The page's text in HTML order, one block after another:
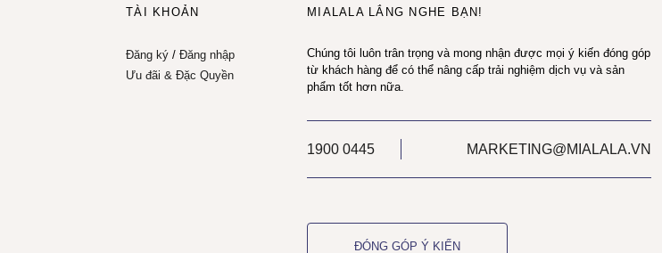
TÀI KHOẢN
Đăng ký/ Đăng nhập
Ưu đãi & Đặc Quyền
MIALALA LẮNG NGHE BẠN!
Chúng tôi luôn trân trọng và mong nhận được mọi ý kiến đóng góp
từ khách hàng để có thể nâng cấp trải nghiệm dịch vụ và sản
phẩm tốt hơn nữa.
1900 0445 MARKETING@MIALALA.VN
ĐÓNG GÓP Ý KIẾN